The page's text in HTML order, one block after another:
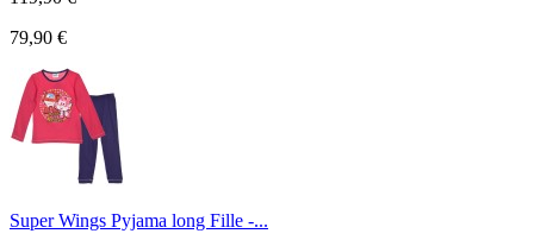
79,90 €
Super Wings Pyjama long Fille -...